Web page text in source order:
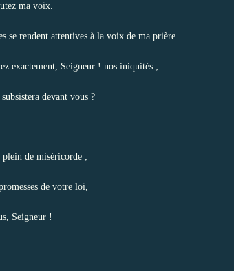
ma voix.
se rendent attentives à la voix de ma prière.
exactement, Seigneur ! nos iniquités ;
devant vous ?
plein de miséricorde ;
de votre loi,
Seigneur !